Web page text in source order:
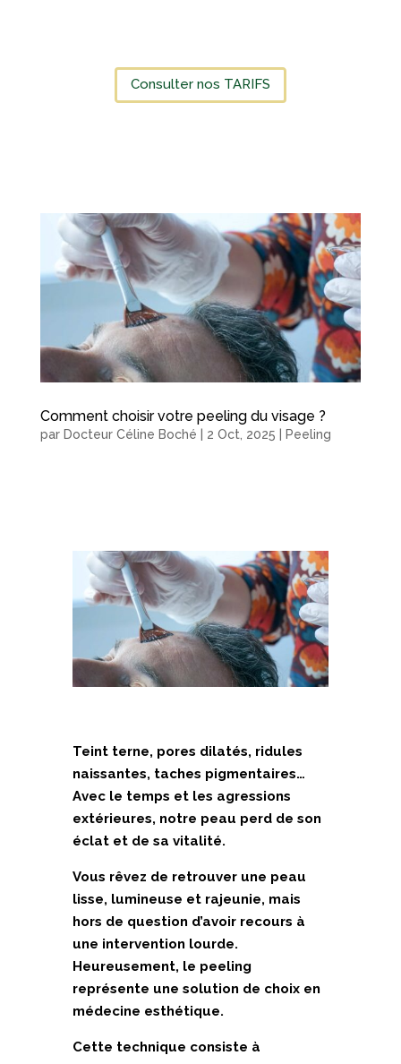
Consulter nos TARIFS
Comment choisir votre peeling du visage ?
par Docteur Céline Boché 2 Oct, 2025 Peeling
Teint terne, pores dilatés, ridules
naissantes, taches pigmentaires…
Avec le temps et les agressions
extérieures, notre peau perd de son
éclat et de sa vitalité.
Vous rêvez de retrouver une peau
lisse, lumineuse et rajeunie, mais
hors de question d’avoir recours à
une intervention lourde.
Heureusement, le peeling
représente une solution de choix en
médecine esthétique.
Cette technique consiste à